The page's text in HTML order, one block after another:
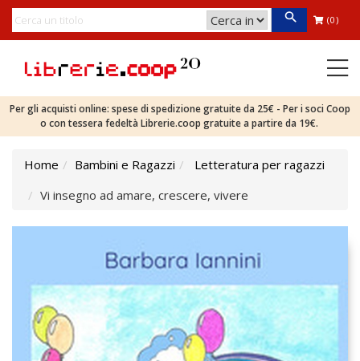
(0)
Per gli acquisti online: spese di spedizione gratuite da 25€ - Per i soci Coop
o con tessera fedeltà Librerie.coop gratuite a partire da 19€.
Home Bambini e Ragazzi
Letteratura per ragazzi
Vi insegno ad amare, crescere, vivere